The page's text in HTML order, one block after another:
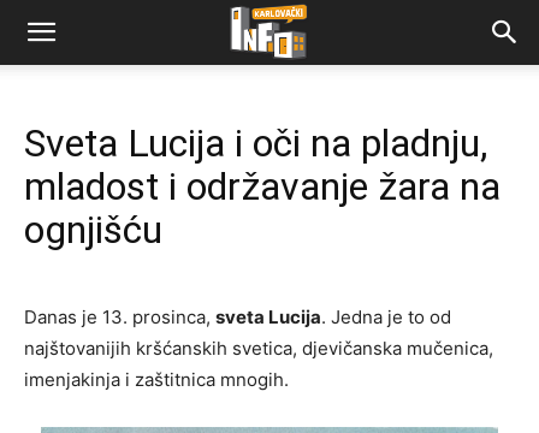
Sveta Lucija i oči na pladnju,
mladost i održavanje žara na
ognjišću
Danas je 13. prosinca, sveta Lucija. Jedna je to od
najštovanijih kršćanskih svetica, djevičanska mučenica,
imenjakinja i zaštitnica mnogih.